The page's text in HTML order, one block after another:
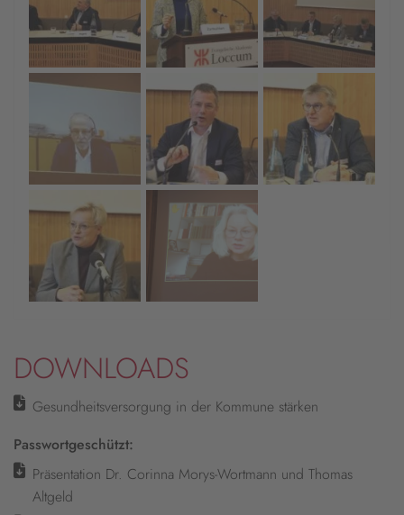
DOWNLOADS
Gesundheitsversorgung in der Kommune stärken
Passwortgeschützt:
Präsentation Dr. Corinna Morys-Wortmann und Thomas
Altgeld